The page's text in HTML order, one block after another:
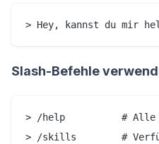
> Hey, kannst du mir
Slash-Befehle
> /help          # Alle
> /skills        #